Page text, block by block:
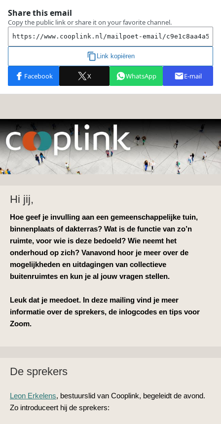
Hi jij,
Hoe geef je invulling aan een gemeenschappelijke tuin,
binnenplaats of dakterras? Wat is de functie van zo’n
ruimte, voor wie is deze bedoeld? Wie neemt het
onderhoud op zich? Vanavond hoor je meer over de
mogelijkheden en uitdagingen van collectieve
buitenruimtes en kun je al jouw vragen stellen.
Leuk dat je meedoet. In deze mailing vind je meer
informatie over de sprekers, de inlogcodes en tips voor
Zoom.
De sprekers
Leon Erkelens, bestuurslid van Cooplink, begeleidt de avond.
Zo introduceert hij de sprekers: